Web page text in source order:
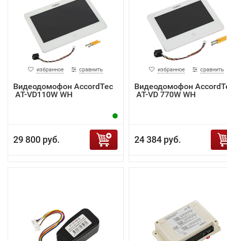
избранное сравнить
Видеодомофон AccordTec
AT-VD110W WH
29 800 руб.
избранное сравнить
Видеодомофон
AT-VD 770W WH
24 384 руб.